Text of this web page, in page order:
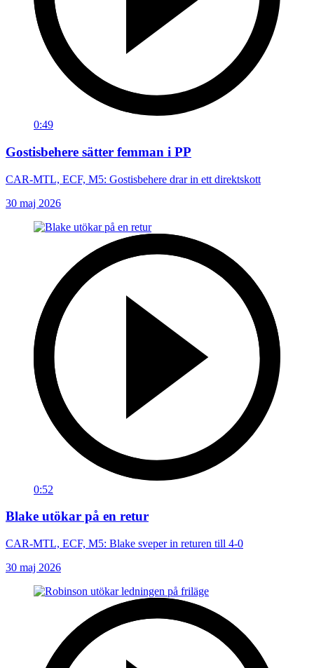
0:49
Gostisbehere sätter femman i PP
CAR-MTL, ECF, M5: Gostisbehere drar in ett direktskott
30 maj 2026
0:52
Blake utökar på en retur
CAR-MTL, ECF, M5: Blake sveper in returen till 4-0
30 maj 2026